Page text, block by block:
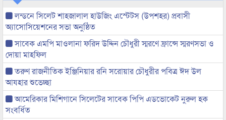
লন্ডনে সিলেট শাহজালাল হাউজিং এস্টেটস (উপশহর) প্রবাসী
অ্যাসোসিয়েশনের সভা অনুষ্ঠিত
সাবেক এমপি মাওলানা ফরিদ উদ্দিন চৌধুরী স্মরণে ফ্রান্সে স্মরণসভা ও
দোয়া মাহফিল
তরুণ রাজনীতিক ইঞ্জিনিয়ার রনি সরোয়ার চৌধুরীর পবিত্র ঈদ উল
আযহার শুভেচ্ছা
আমেরিকার মিশিগানে সিলেটের সাবেক পিপি এডভোকেট নুরুল হক
সংবর্ধিত